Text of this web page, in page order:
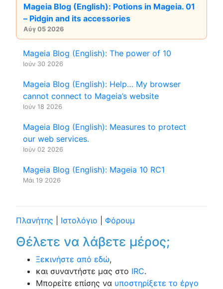
Mageia Blog (English): Potions in Mageia. 01
– Pidgin and its accessories
Αύγ 05 2026
Mageia Blog (English): The power of 10
Ιούν 30 2026
Mageia Blog (English): Help… My browser
cannot connect to Mageia’s website
Ιούν 18 2026
Mageia Blog (English): Measures to protect
our web services.
Ιούν 02 2026
Mageia Blog (English): Mageia 10 RC1
Μάι 19 2026
Πλανήτης Ιστολόγιο Φόρουμ
Θέλετε να λάβετε μέρος;
Ξεκινήστε από εδώ,
και συναντήστε μας στο IRC.
Μπορείτε επίσης να υποστηρίξετε το έργο